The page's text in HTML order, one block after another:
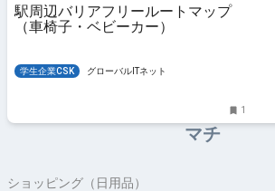
駅周辺バリアフリールートマップ
（車椅子・ベビーカー）
学生企業CSK グローバルITネット
1
マチ
ショッピング（日用品）